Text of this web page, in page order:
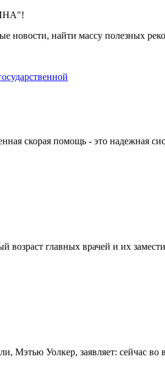
найти массу полезных
скорая помощь - это надежная
возраст главных врачей и их
Мэтью Уолкер, заявляет: сейчас